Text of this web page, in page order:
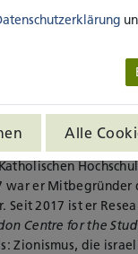
"Diese
"Rosa Luxemburg.
Chefideologe"
Chare Iranund war
war er Mitbegründer
2017 ist er
Centre for the
Zionismus, die
Alle